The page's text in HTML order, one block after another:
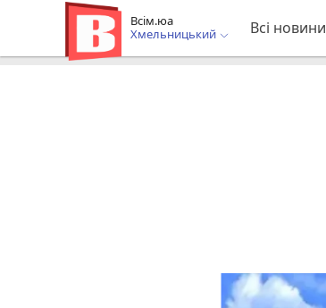
Всім.юа
Хмельницький
Всі новини